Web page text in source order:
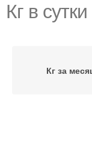
Кг в сутки
Кг за